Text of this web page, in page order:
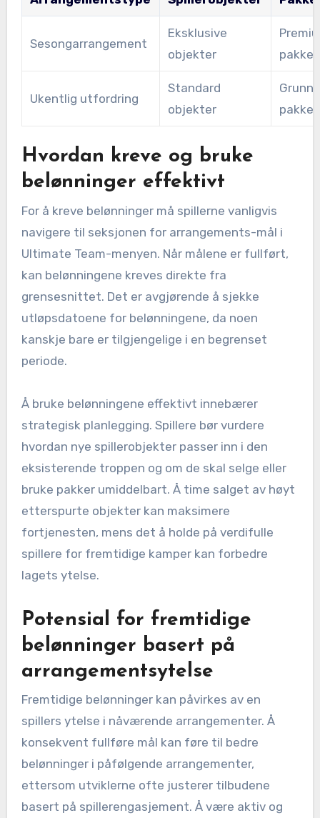
Sesongarrangement
Eksklusive
objekter
pakker
Ukentlig utfordring
Standard
objekter
pakker
Hvordan kreve og bruke
belønninger effektivt
For å kreve belønninger må spillerne vanligvis
navigere til seksjonen for arrangements-mål i
Ultimate Team-menyen. Når målene er fullført,
kan belønningene kreves direkte fra
grensesnittet. Det er avgjørende å sjekke
utløpsdatoene for belønningene, da noen
kanskje bare er tilgjengelige i en begrenset
periode.
Å bruke belønningene effektivt innebærer
strategisk planlegging. Spillere bør vurdere
hvordan nye spillerobjekter passer inn i den
eksisterende troppen og om de skal selge eller
bruke pakker umiddelbart. Å time salget av høyt
etterspurte objekter kan maksimere
fortjenesten, mens det å holde på verdifulle
spillere for fremtidige kamper kan forbedre
lagets ytelse.
Potensial for fremtidige
belønninger basert på
arrangementsytelse
Fremtidige belønninger kan påvirkes av en
spillers ytelse i nåværende arrangementer. Å
konsekvent fullføre mål kan føre til bedre
belønninger i påfølgende arrangementer,
ettersom utviklerne ofte justerer tilbudene
basert på spillerengasjement. Å være aktiv og